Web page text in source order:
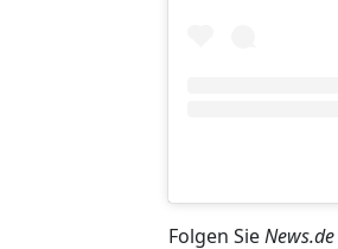
Folgen SieNews.de